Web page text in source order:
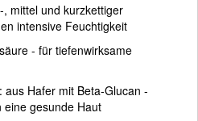
mittel und kurzkettiger
intensive Feuchtigkeit
- für tiefenwirksame
Hafer mit Beta-Glucan -
gesunde Haut